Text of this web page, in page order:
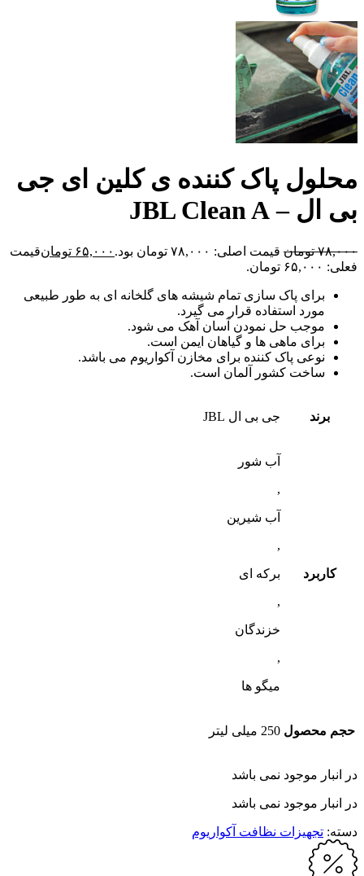
محلول پاک کننده ی کلین ای جی
بی ال – JBL Clean A
۷۸,۰۰۰ تومان قیمت اصلی: ۷۸,۰۰۰ تومان بود. ۶۵,۰۰۰ تومانقیمت
فعلی: ۶۵,۰۰۰ تومان.
برای پاک سازی تمام شیشه های گلخانه ای به طور طبیعی
مورد استفاده قرار می گیرد.
موجب حل نمودن آسان آهک می شود.
برای ماهی ها و گیاهان ایمن است.
نوعی پاک کننده برای مخازن آکواریوم می باشد.
ساخت کشور آلمان است.
برند جی بی ال JBL
کاربرد
آب شور
,
آب شیرین
,
برکه ای
,
خزندگان
,
میگو ها
حجم محصول 250 میلی لیتر
در انبار موجود نمی باشد
در انبار موجود نمی باشد
دسته: تجهیزات نظافت آکواریوم